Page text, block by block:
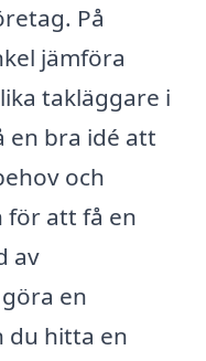
På
jämföra
takläggare i
en bra idé att
och
för att få en
av
en
du hitta en